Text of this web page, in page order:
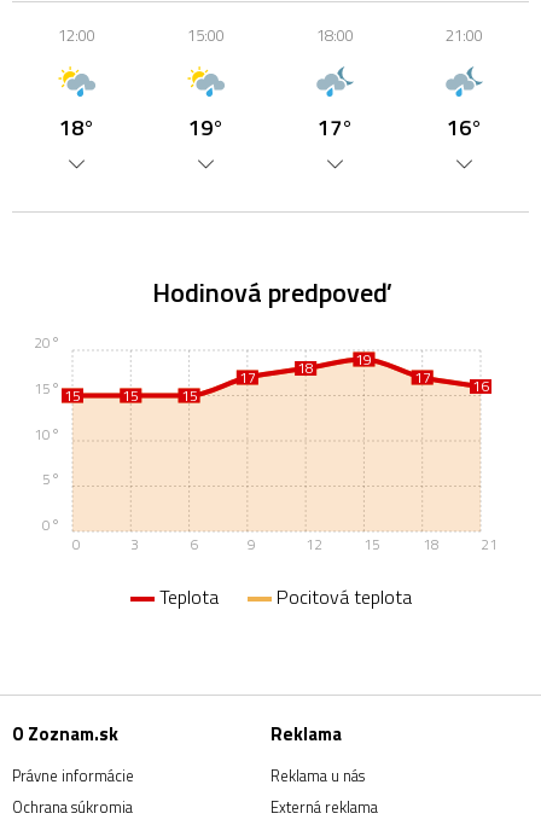
12:00
18°
15:00
19°
18:00
17°
21:00
16°
Hodinová predpoveď
15 15 15
17 18 19
17 16
15 15 15
17 18 19
17 16
0 3 6 9 12 15 18 21
0°
5°
10°
15°
20°
Teplota Pocitová teplota
O Zoznam.sk
Právne informácie
Ochrana súkromia
Reklama
Reklama u nás
Externá reklama